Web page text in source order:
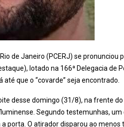
de Janeiro (PCERJ) se
lotado na 166ª Delegacia de
que o “covarde” seja encontrado.
desse domingo (31/8), na frente
Segundo testemunhas,
porta. O atirador disparou ao menos